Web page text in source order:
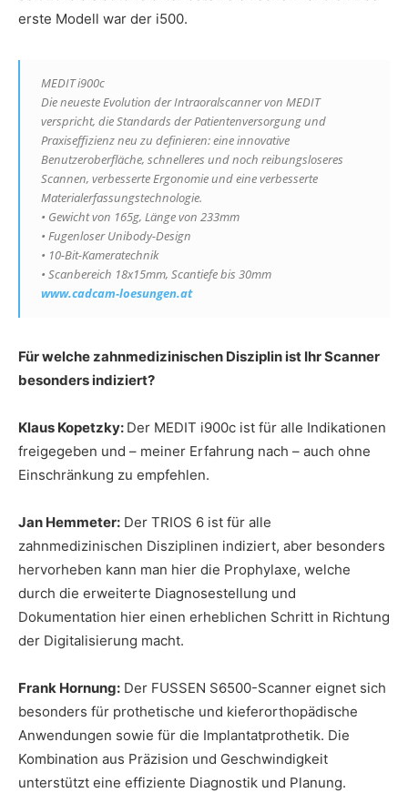
erste Modell war der i500.
MEDIT i900c
Die neueste Evolution der Intraoralscanner von MEDIT
verspricht, die Standards der Patientenversorgung und
Praxiseffizienz neu zu definieren: eine innovative
Benutzeroberfläche, schnelleres und noch reibungsloseres
Scannen, verbesserte Ergonomie und eine verbesserte
Materialerfassungstechnologie.
• Gewicht von 165g, Länge von 233mm
• Fugenloser Unibody-Design
• 10-Bit-Kameratechnik
• Scanbereich 18x15mm, Scantiefe bis 30mm
www.cadcam-loesungen.at
Für welche zahnmedizinischen Disziplin ist Ihr Scanner
besonders indiziert?
Klaus Kopetzky: Der MEDIT i900c ist für alle Indikationen
freigegeben und – meiner Erfahrung nach – auch ohne
Einschränkung zu empfehlen.
Jan Hemmeter: Der TRIOS 6 ist für alle
zahnmedizinischen Disziplinen indiziert, aber besonders
hervorheben kann man hier die Prophylaxe, welche
durch die erweiterte Diagnosestellung und
Dokumentation hier einen erheblichen Schritt in Richtung
der Digitalisierung macht.
Frank Hornung: Der FUSSEN S6500-Scanner eignet sich
besonders für prothetische und kieferorthopädische
Anwendungen sowie für die Implantatprothetik. Die
Kombination aus Präzision und Geschwindigkeit
unterstützt eine effiziente Diagnostik und Planung.